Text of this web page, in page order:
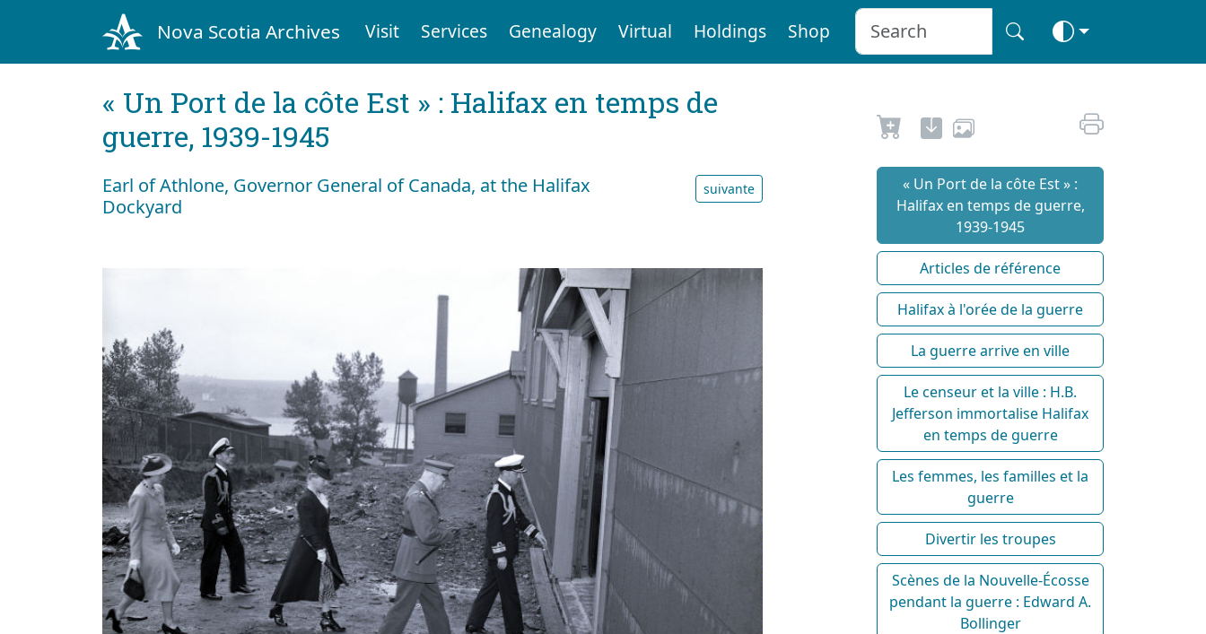
Nova Scotia Archives Visit Services Genealogy Virtual Holdings Shop
« Un Port de la côte Est » : Halifax en temps de
guerre, 1939-1945
Earl of Athlone, Governor General of Canada, at the Halifax
Dockyard
suivante
« Un Port de la côte Est » :
Halifax en temps de guerre,
1939-1945
Articles de référence
Halifax à l'orée de la guerre
La guerre arrive en ville
Le censeur et la ville : H.B.
Jefferson immortalise Halifax
en temps de guerre
Les femmes, les familles et la
guerre
Divertir les troupes
Scènes de la Nouvelle-Écosse
pendant la guerre : Edward A.
Bollinger